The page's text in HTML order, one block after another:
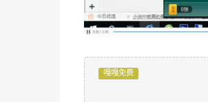
嘎嘎免费